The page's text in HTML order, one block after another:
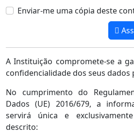
Enviar-me uma cópia deste
A Instituição compromete-se a
confidencialidade dos seus dados
No cumprimento do
Dados (UE) 2016/679, a
servirá única e
descrito: